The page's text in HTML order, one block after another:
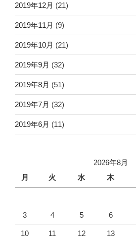
2019年12月 (21)
2019年11月 (9)
2019年10月 (21)
2019年9月 (32)
2019年8月 (51)
2019年7月 (32)
2019年6月 (11)
2026年8月
月
火 水 木
3 4 5 6
10 11 12 13